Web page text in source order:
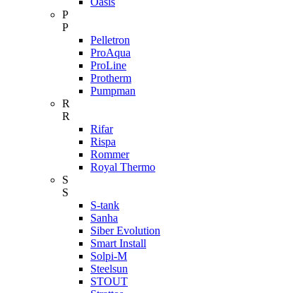
P
P
Pelletron
ProAqua
ProLine
Protherm
Pumpman
R
R
Rifar
Rispa
Rommer
Royal Thermo
S
S
S-tank
Sanha
Siber Evolution
Smart Install
Solpi-M
Steelsun
STOUT